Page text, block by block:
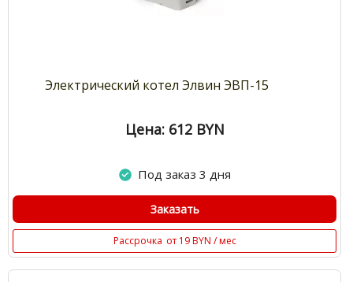
Электрический котел Элвин ЭВП-15
Цена: 612 BYN
Под заказ 3 дня
Заказать
Рассрочка от 19 BYN / мес